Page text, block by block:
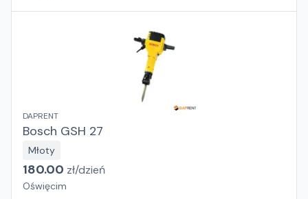
DAPRENT
Bosch GSH 27
Młoty
180.00 zł/dzień
Oświęcim